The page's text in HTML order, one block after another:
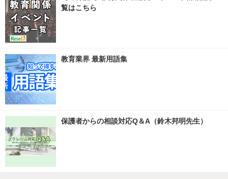
覧はこちら
教育業界 最新用語集
保護者からの相談対応Q＆A（鈴木邦明先生）